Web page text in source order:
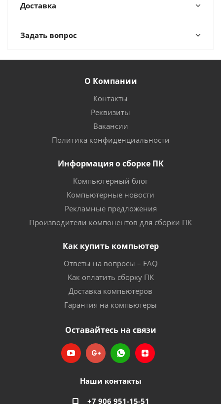
Доставка
Задать вопрос
О Компании
Контакты
Реквизиты
Вакансии
Политика конфиденциальности
Информация о сборке ПК
Компьютерный блог
Компьютерные новости
Рекламные предложения
Производители компонентов для сборки ПК
Как купить компьютер
Ответы на вопросы – FAQ
Как оплатить сборку ПК
Доставка компьютеров
Гарантия на компьютеры
Оставайтесь на связи
Наши контакты
+7 906 951-15-51